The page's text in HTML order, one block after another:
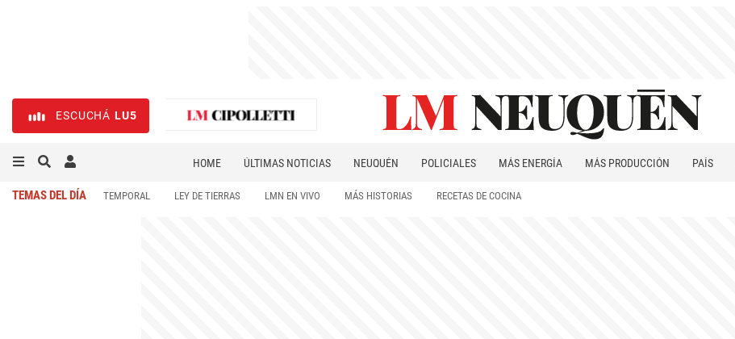
ESCUCHÁ LU5
HOME ÚLTIMAS NOTICIAS NEUQUÉN POLICIALES MÁS ENERGÍA MÁS PRODUCCIÓN PAÍS
TEMAS DEL DÍA TEMPORAL LEY DE TIERRAS LMN EN VIVO MÁS HISTORIAS RECETAS DE COCINA